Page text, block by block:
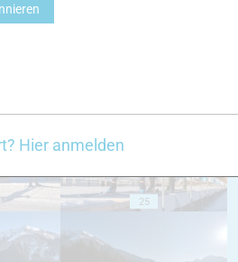
25
Hier anmelden